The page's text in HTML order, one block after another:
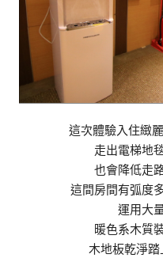
這次體驗入住緻
走出電梯地
也會降低走
這間房間有弧度
運用大
暖色系木質
木地板乾淨